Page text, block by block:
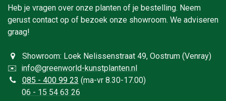
Heb je vragen over onze planten of je bestelling. Neem
gerust contact op of bezoek onze showroom. We adviseren
graag!
Showroom: Loek Nelissenstraat 49, Oostrum (Venray)
✉️ info@greenworld-kunstplanten.nl
085 - 400 99 23 (ma-vr 8.30-17.00)
06 - 15 54 63 26